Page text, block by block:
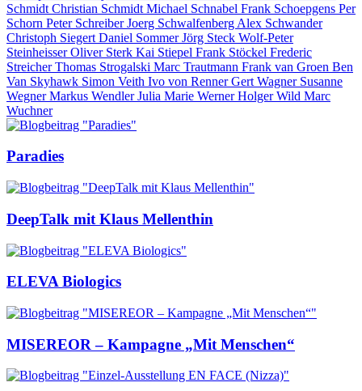
Schmidt Christian Schmidt Michael Schnabel Frank Schoepgens Per
Schorn Peter SchreiberJoerg Schwalfenberg Alex Schwander
Christoph Siegert Daniel SommerJörg Steck Wolf-Peter
SteinheisserOliver Sterk Kai Stiepel Frank Stöckel Frederic
StreicherThomas Strogalski Marc Trautmann Frank van Groen Ben
Van Skyhawk Simon Veith Ivo von RennerGert Wagner Susanne
WegnerMarkus WendlerJulia Marie WernerHolger Wild Marc
Wuchner
Paradies
DeepTalk mit Klaus Mellenthin
ELEVA Biologics
MISEREOR – Kampagne „Mit Menschen“